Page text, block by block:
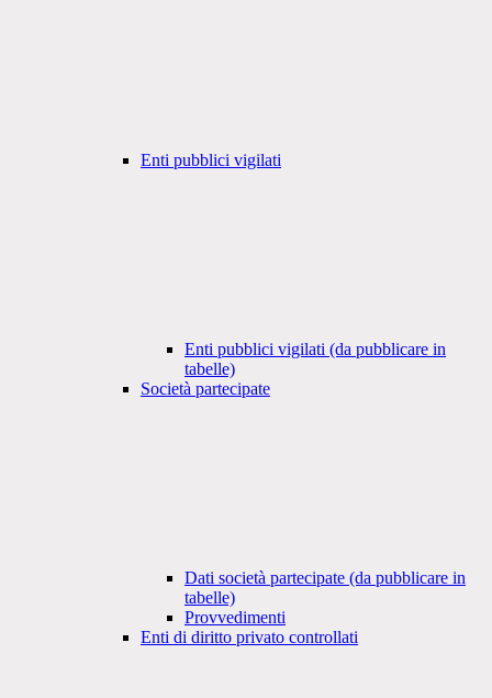
Enti pubblici vigilati
Enti pubblici vigilati (da pubblicare in
tabelle)
Società partecipate
Dati società partecipate (da pubblicare in
tabelle)
Provvedimenti
Enti di diritto privato controllati